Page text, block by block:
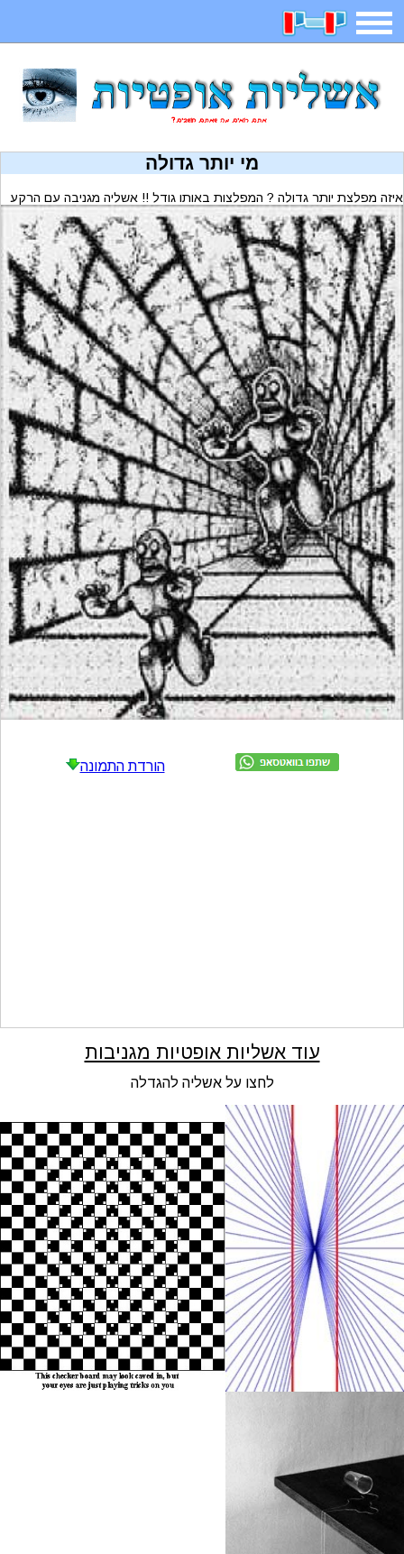
דפי צביעה משפטים מצחיקות מגניבות
איש תלוי מדריכים פוקימון גו מצא הבדלים
יצירה משחקי בנות אשליות צביעה אונליין
מתכונים טריוויה מגניבים חדשים
מי יותר גדולה
איזה מפלצת יותר גדולה ? המפלצות באותו גודל !! אשליה מגניבה עם הרקע
הורדת התמונה
עוד אשליות אופטיות מגניבות
לחצו על אשליה להגדלה